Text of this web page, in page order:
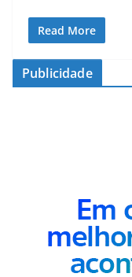
Read More
Publicidade